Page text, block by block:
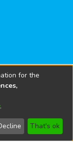
for the
.
That's ok